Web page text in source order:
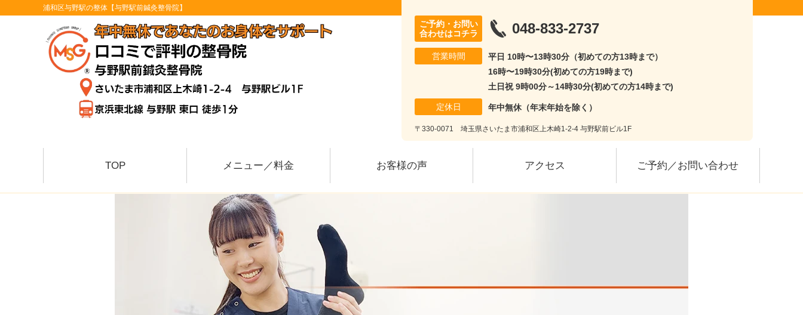
浦和区与野駅の整体【与野駅前鍼灸整骨院】
ご予約・お問い
合わせはコチラ
048-833-2737
営業時間
平日 10時〜13時30分（初めての方13時まで）
16時〜19時30分(初めての方19時まで)
土日祝 9時00分～14時30分(初めての方14時まで)
定休日 年中無休（年末年始を除く）
〒330-0071 埼玉県さいたま市浦和区上木崎1-2-4 与野駅前ビル1F
TOP メニュー／料金 お客様の声 アクセス ご予約／お問い合わせ